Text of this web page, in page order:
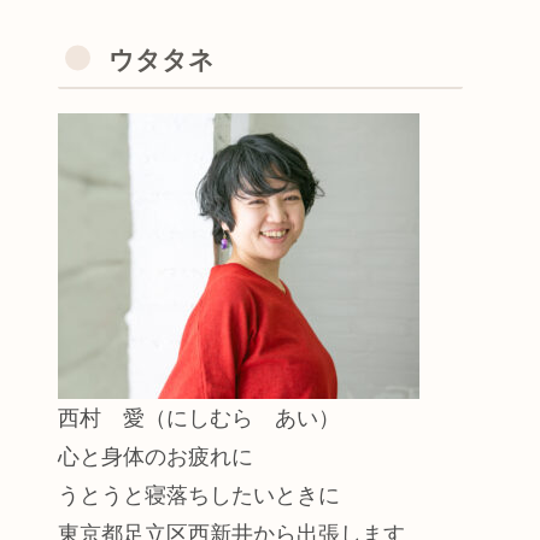
ウタタネ
西村 愛（にしむら あい）
心と身体のお疲れに
うとうと寝落ちしたいときに
東京都足立区西新井から出張します